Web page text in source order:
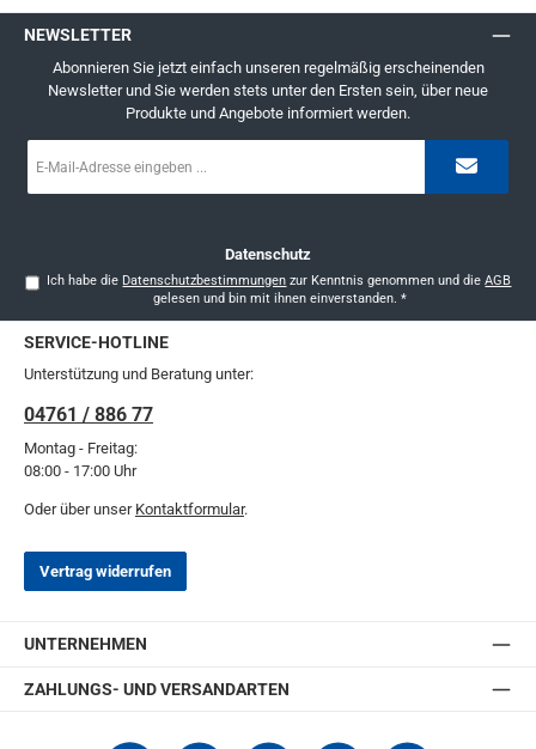
NEWSLETTER
Abonnieren Sie jetzt einfach unseren regelmäßig erscheinenden
Newsletter und Sie werden stets unter den Ersten sein, über neue
Produkte und Angebote informiert werden.
Mail-
Datenschutz
Ich habe die Datenschutzbestimmungen zur Kenntnis genommen und dieAGB
gelesen und bin mit ihnen einverstanden. *
SERVICE-HOTLINE
Unterstützung und Beratung unter:
04761 / 886 77
Montag - Freitag:
08:00 - 17:00 Uhr
Oder über unser Kontaktformular.
Vertrag widerrufen
UNTERNEHMEN
ZAHLUNGS- UND VERSANDARTEN